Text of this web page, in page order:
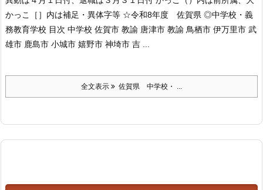
かっこ［］内は補足・異体字等 ☆令和8年度 佐賀県 ◎中学校・義
務教育学校 目次 中学校 佐賀市 教諭 唐津市 教諭 鳥栖市 伊万里市 武
雄市 鹿島市 小城市 嬉野市 神埼市 吉 ...
全文表示 佐賀県 中学校・ ...